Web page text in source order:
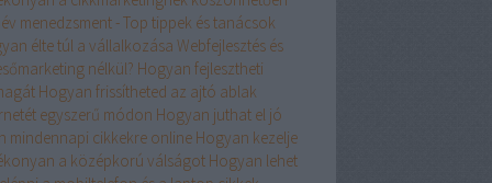
menedzsment - Top tippek és tanácsok
élte túl a vállalkozása Webfejlesztés és
nélkül? Hogyan fejlesztheti
Hogyan frissítheted az ajtó ablak
egyszerű módon Hogyan juthat el jó
mindennapi cikkekre online Hogyan kezelje
a középkorú válságot Hogyan lehet